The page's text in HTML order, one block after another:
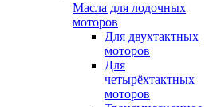
Масла для лодочных
моторов
Для двухтактных
моторов
Для
четырёхтактных
моторов